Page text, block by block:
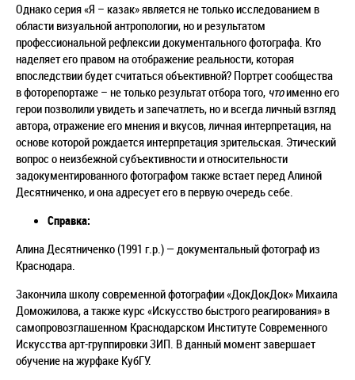
Однако серия «Я – казак» является не только исследованием в
области визуальной антропологии, но и результатом
профессиональной рефлексии документального фотографа. Кто
наделяет его правом на отображение реальности, которая
впоследствии будет считаться объективной? Портрет сообщества
в фоторепортаже – не только результат отбора того, чтоименно его
герои позволили увидеть и запечатлеть, но и всегда личный взгляд
автора, отражение его мнения и вкусов, личная интерпретация, на
основе которой рождается интерпретация зрительская. Этический
вопрос о неизбежной субъективности и относительности
задокументированного фотографом также встает перед Алиной
Десятниченко, и она адресует его в первую очередь себе.
Справка:
Алина Десятниченко (1991 г.р.) — документальный фотограф из
Краснодара.
Закончила школу современной фотографии «ДокДокДок» Михаила
Доможилова, а также курс «Искусство быстрого реагирования» в
самопровозглашенном Краснодарском Институте Современного
Искусства арт-группировки ЗИП. В данный момент завершает
обучение на журфаке КубГУ.